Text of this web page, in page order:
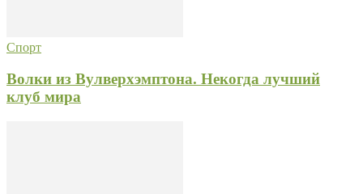
Спорт
Волки из Вулверхэмптона. Некогда лучший
клуб мира